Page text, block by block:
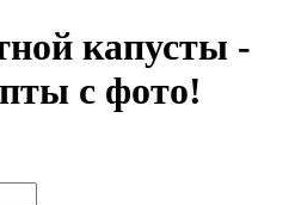
капусты -
с фото!